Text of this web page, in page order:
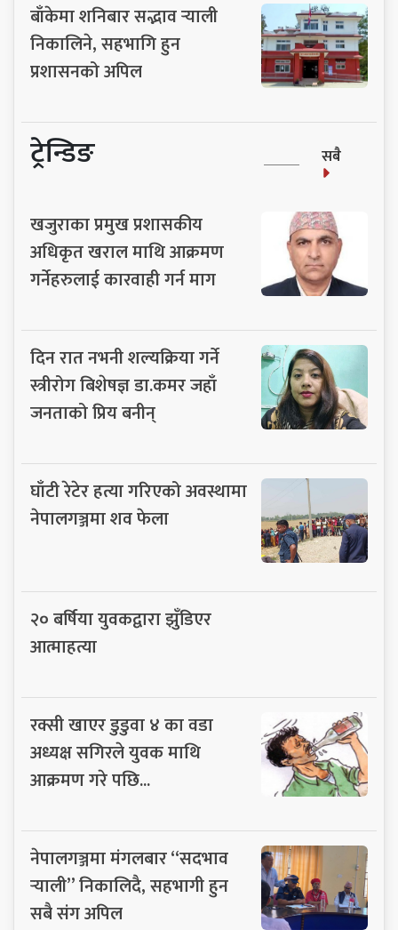
बाँकेमा शनिबार सद्भाव र्‍याली
निकालिने, सहभागि हुन
प्रशासनको अपिल
ट्रेन्डिङ सबै
खजुराका प्रमुख प्रशासकीय
अधिकृत खराल माथि आक्रमण
गर्नेहरुलाई कारवाही गर्न माग
दिन रात नभनी शल्यक्रिया गर्ने
स्त्रीरोग बिशेषज्ञ डा.कमर जहाँ
जनताको प्रिय बनीन्
घाँटी रेटेर हत्या गरिएको अवस्थामा
नेपालगञ्जमा शव फेला
२० बर्षिया युवकद्वारा झुँडिएर
आत्माहत्या
रक्सी खाएर डुडुवा ४ का वडा
अध्यक्ष सगिरले युवक माथि
आक्रमण गरे पछि...
नेपालगञ्जमा मंगलबार “सदभाव
र्‍याली” निकालिदै, सहभागी हुन
सबै संग अपिल